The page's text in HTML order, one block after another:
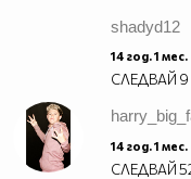
shadyd12
14 год. 1 мес.
СЛЕДВАЙ 9
14 год. 1 мес.
СЛЕДВАЙ